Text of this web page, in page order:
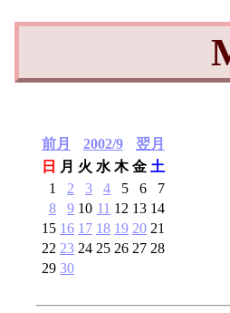
前月 2002/9
翌月
日
月 火 水 木 金 土
1
2 3 4 5 6
7
8
9 10 11 12 13 14
15 16 17 18 19 20 21
22 23 24 25 26 27 28
29 30